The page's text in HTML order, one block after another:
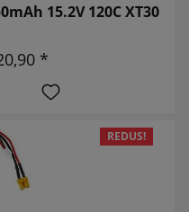
15.2V 120C XT30
*
REDUS!